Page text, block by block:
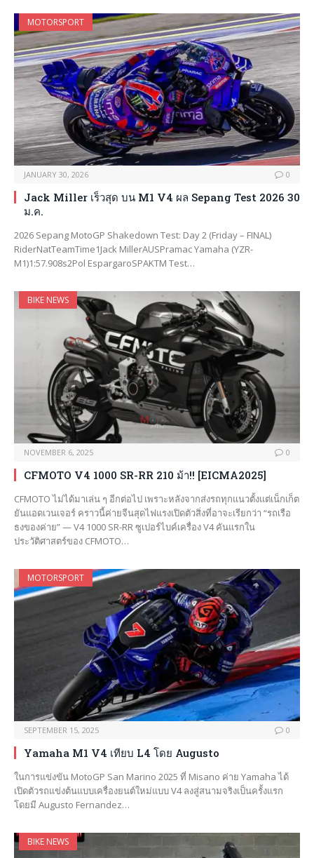
MOTORSPORT
JANUARY 30, 2026 0
Jack Miller เร็วสุด บน M1 V4 ผล Sepang Test 2026 30
ม.ค.
2026 Sepang MotoGP Shakedown Test: Day 2 (Friday – FINAL)
RiderNatTeamTime1Jack MillerAUSPramac Yamaha (YZR-
M1)1:57.908s2Pol EspargaroSPAKTM Test…
BIKE NEWS
NOVEMBER 6, 2025 0
CFMOTO V4 1000 SR-RR 210 ม้า!! [EICMA2025]
CFMOTO ไม่ได้มาเล่น ๆ อีกต่อไป เพราะหลังจากส่งรถทุกแนวตั้งแต่เน็กเก็ต
ยันแอดเวนเจอร์ คราวนี้ค่ายจีนสุดไฟแรงเปิดตัวสิ่งที่อาจะเรียกว่า “รถเรือ
ธงของค่าย” — V4 1000 SR-RR ซูเปอร์ไบค์เครื่อง V4 คันแรกใน
ประวัติศาสตร์ของ CFMOTO…
MOTORSPORT
SEPTEMBER 15, 2025 0
Yamaha M1 V4 เทียบ L4 โดย Augusto
ในการแข่งขัน MotoGP San Marino 2025 ที่ Misano ค่าย Yamaha ได้
เปิดตัวรถแข่งต้นแบบเครื่องยนต์ใหม่แบบ V4 ลงสู่สนามจริงเป็นครั้งแรก
โดยมี Augusto Fernandez…
BIKE NEWS